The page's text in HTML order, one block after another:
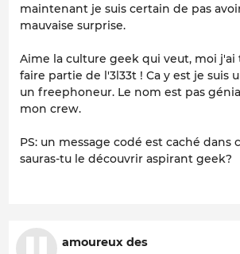
maintenant je suis certain de pas
mauvaise surprise.
Aime la culture geek qui veut, moi j'ai
faire partie de l'3l33t ! Ca y est je suis
un freephoneur. Le nom est pas
mon crew.
PS: un message codé est caché dans
sauras-tu le découvrir aspirant geek?
amoureux des